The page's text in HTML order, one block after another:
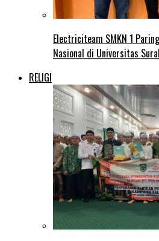
Electriciteam SMKN 1
Nasional di Universitas
RELIGI